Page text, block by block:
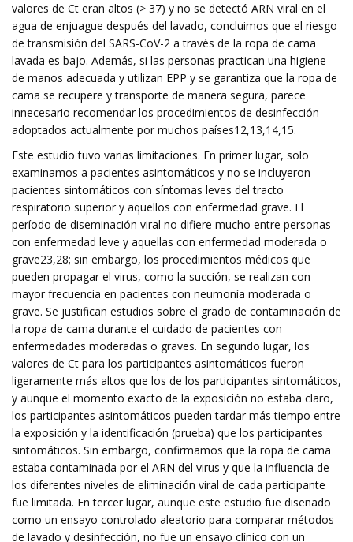
valores de Ct eran altos (> 37) y no se detectó ARN viral en el
agua de enjuague después del lavado, concluimos que el riesgo
de transmisión del SARS-CoV-2 a través de la ropa de cama
lavada es bajo. Además, si las personas practican una higiene
de manos adecuada y utilizan EPP y se garantiza que la ropa de
cama se recupere y transporte de manera segura, parece
innecesario recomendar los procedimientos de desinfección
adoptados actualmente por muchos países12,13,14,15.
Este estudio tuvo varias limitaciones. En primer lugar, solo
examinamos a pacientes asintomáticos y no se incluyeron
pacientes sintomáticos con síntomas leves del tracto
respiratorio superior y aquellos con enfermedad grave. El
período de diseminación viral no difiere mucho entre personas
con enfermedad leve y aquellas con enfermedad moderada o
grave23,28; sin embargo, los procedimientos médicos que
pueden propagar el virus, como la succión, se realizan con
mayor frecuencia en pacientes con neumonía moderada o
grave. Se justifican estudios sobre el grado de contaminación de
la ropa de cama durante el cuidado de pacientes con
enfermedades moderadas o graves. En segundo lugar, los
valores de Ct para los participantes asintomáticos fueron
ligeramente más altos que los de los participantes sintomáticos,
y aunque el momento exacto de la exposición no estaba claro,
los participantes asintomáticos pueden tardar más tiempo entre
la exposición y la identificación (prueba) que los participantes
sintomáticos. Sin embargo, confirmamos que la ropa de cama
estaba contaminada por el ARN del virus y que la influencia de
los diferentes niveles de eliminación viral de cada participante
fue limitada. En tercer lugar, aunque este estudio fue diseñado
como un ensayo controlado aleatorio para comparar métodos
de lavado y desinfección, no fue un ensayo clínico con un